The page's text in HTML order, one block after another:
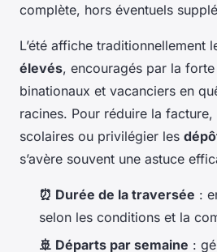
complète, hors éventuels
L’été affiche traditionnellement
élevés, encouragés par la
binationaux et vacanciers en
racines. Pour réduire la
scolaires ou privilégier les
s’avère souvent une astuce
⏰ Durée de la traversée :
selon les conditions et la
🚢 Départs par semaine :